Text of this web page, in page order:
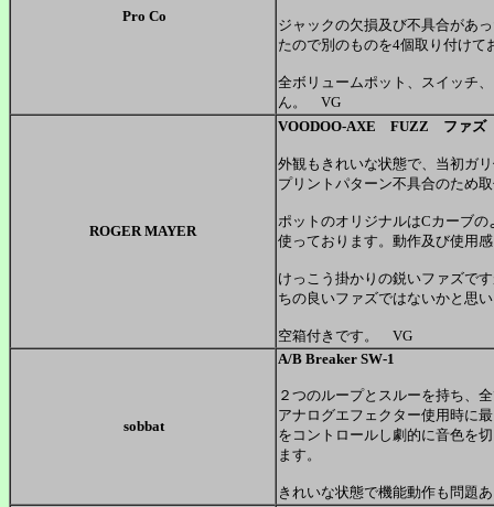
Pro Co
ジャックの欠損及び不具合があ
たので別のものを4個取り付けて
全ボリュームポット、スイッチ
ん。 VG
ROGER MAYER
VOODOO-AXE FUZZ ファズ
外観もきれいな状態で、当初ガ
プリントパターン不具合のため
ポットのオリジナルはCカーブ
使っております。動作及び使用
けっこう掛かりの鋭いファズで
ちの良いファズではないかと思
空箱付きです。 VG
sobbat
A/B Breaker SW-1
２つのループとスルーを持ち、
アナログエフェクター使用時に
をコントロールし劇的に音色を
ます。
きれいな状態で機能動作も問